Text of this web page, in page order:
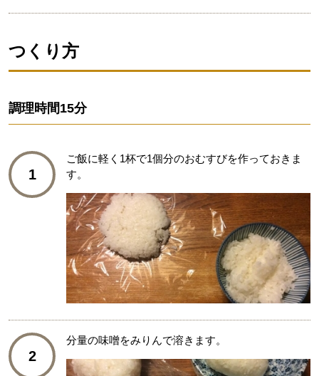
つくり方
調理時間15分
1
ご飯に軽く1杯で1個分のおむすびを作っておきま
す。
2
分量の味噌をみりんで溶きます。